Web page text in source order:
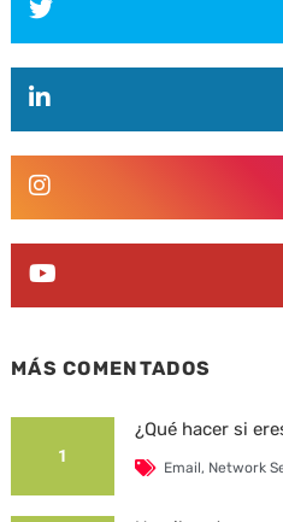
MÁS COMENTADOS
1
¿Qué hacer si
Email, Network